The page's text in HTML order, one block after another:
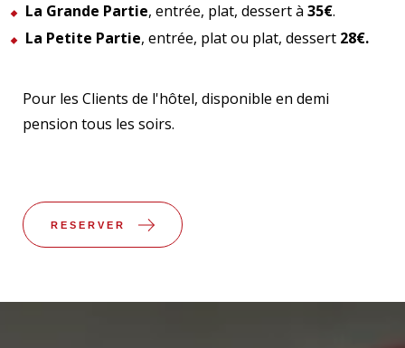
La Grande Partie, entrée, plat, dessert à 35€.
La Petite Partie, entrée, plat ou plat, dessert 28€.
Pour les Clients de l'hôtel, disponible en demi
pension tous les soirs.
RESERVER